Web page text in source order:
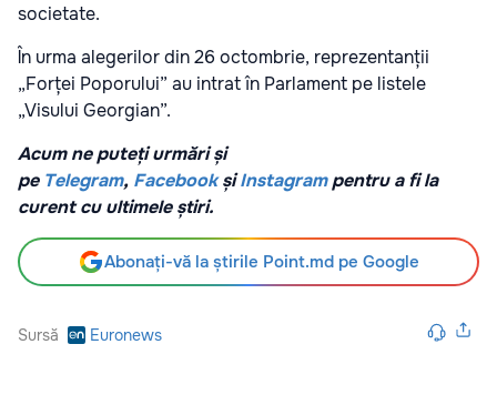
societate.
În urma alegerilor din 26 octombrie, reprezentanții
„Forței Poporului” au intrat în Parlament pe listele
„Visului Georgian”.
Acum ne puteți urmări și
pe Telegram, Facebook șiInstagrampentru a fi la
curent cu ultimele știri.
Abonați-vă la știrile Point.md pe Google
Sursă Euronews